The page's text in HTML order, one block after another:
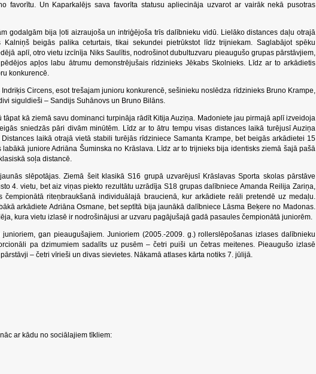
favorītu. Un Kaparkalējs sava favorīta statusu apliecināja uzvarot ar vairāk nekā pusotras
godalgām bija ļoti aizraujoša un intriģējoša trīs dalībnieku vidū. Lielāko distances daļu otrajā
beigās palika ceturtais, tikai sekundei pietrūkstot līdz trijniekam. Saglabājot spēku
aplī, otro vietu izcīnīja Niks Saulītis, nodrošinot dubultuzvaru pieaugušo grupas pārstāvjiem,
apļos labu ātrumu demonstrējušais rīdzinieks Jēkabs Skolnieks. Līdz ar to arkādietis
konkurencē.
Circens, esot trešajam junioru konkurencē, sešinieku noslēdza rīdzinieks Bruno Krampe,
siguldieši – Sandijs Suhānovs un Bruno Bilāns.
tāpat kā ziemā savu dominanci turpināja rādīt Kitija Auziņa. Madoniete jau pirmajā aplī izveidoja
sniedzās pāri divām minūtēm. Līdz ar to ātru tempu visas distances laikā turējusī Auziņa
laikā otrajā vietā stabili turējās rīdziniece Samanta Krampe, bet beigās arkādietei 15
labākā juniore Adriāna Šuminska no Krāslava. Līdz ar to trijnieks bija identisks ziemā šajā pašā
soļa distancē.
slēpotājas. Ziemā šeit klasikā S16 grupā uzvarējusī Krāslavas Sporta skolas pārstāve
4. vietu, bet aiz viņas piekto rezultātu uzrādīja S18 grupas dalībniece Amanda Reilija Zariņa,
čempionātā riteņbraukšanā individuālajā braucienā, kur arkādiete reāli pretendē uz medaļu.
arkādiete Adriāna Osmane, bet septītā bija jaunākā dalībniece Lāsma Beķere no Madonas.
kura vietu izlasē ir nodrošinājusi ar uzvaru pagājušajā gadā pasaules čempionātā juniorēm.
junioriem, gan pieaugušajiem. Junioriem (2005.-2009. g.) rollerslēpošanas izlases dalībnieku
pa dzimumiem sadalīts uz pusēm – četri puiši un četras meitenes. Pieaugušo izlasē
– četri vīrieši un divas sievietes. Nākamā atlases kārta notiks 7. jūlijā.
ar kādu no sociālajiem tīkliem: